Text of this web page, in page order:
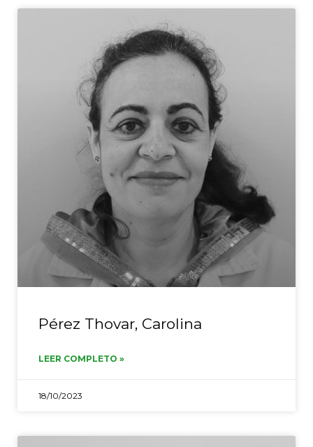
Pérez Thovar, Carolina
LEER COMPLETO »
18/10/2023